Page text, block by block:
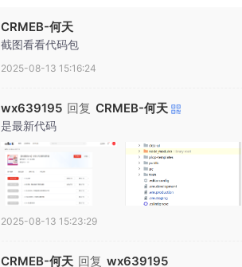
CRMEB-何天
截图看看代码包
2025-08-13 15:16:24
wx639195 回复 CRMEB-何天
是最新代码
2025-08-13 15:23:29
CRMEB-何天 回复 wx639195